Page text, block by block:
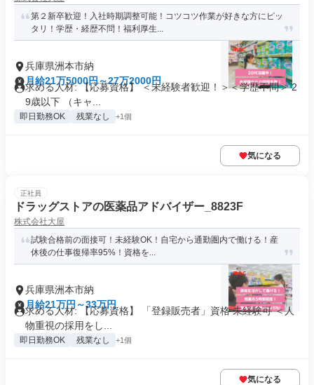
第２新卒歓迎！入社時期調整可能！コツコツ作業が好きな方にピッ
タリ！学歴・経歴不問！福利厚生...
兵庫県洲本市納
月給21万5000円～27万2000円
求める人材: 【応募資格】 ＜未経験者歓迎！＞＜学歴不問＞ 2
9歳以下 （キャ...
即日勤務OK 残業なし +1個
気になる
正社員
ドラッグストアの医薬品アドバイザー_8823F
株式会社大屋
試験合格前の面接可！未経験OK！自宅から通勤圏内で働ける！産
休後の仕事復帰率95%！資格を...
兵庫県洲本市納
月給21万円～33万円
求める人材: 【応募資格】 「登録販売者」資格 未経験可 ＜人
物重視の採用をし...
即日勤務OK 残業なし +1個
気になる